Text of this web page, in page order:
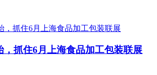
，抓住6月上海食品加工包装联展